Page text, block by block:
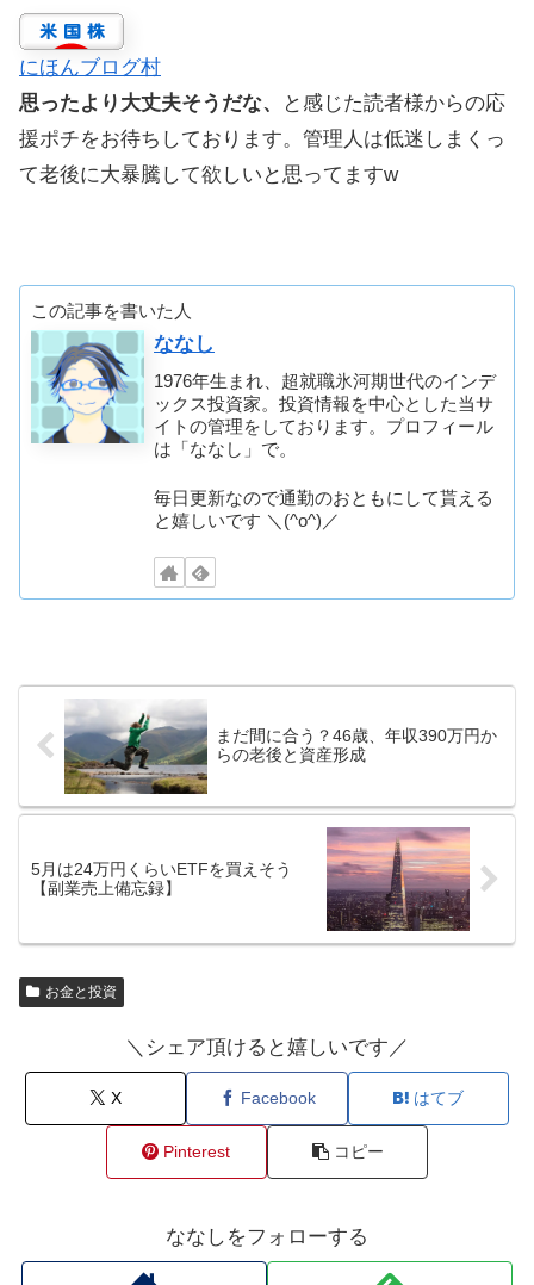
にほんブログ村
思ったより大丈夫そうだな、
と感じた読者様からの応
援ポチをお待ちしております。管理人は低迷しまくっ
て老後に大暴騰して欲しいと思ってますw
この記事を書いた人
ななし
1976年生まれ、超就職氷河期世代のインデ
ックス投資家。投資情報を中心とした当サ
イトの管理をしております。プロフィール
は「ななし」で。
毎日更新なので通勤のおともにして貰える
と嬉しいです ＼(^o^)／
まだ間に合う？46歳、年収390万円か
らの老後と資産形成
5月は24万円くらいETFを買えそう
【副業売上備忘録】
お金と投資
＼シェア頂けると嬉しいです／
X Facebook はてブ
Pinterest コピー
ななしをフォローする